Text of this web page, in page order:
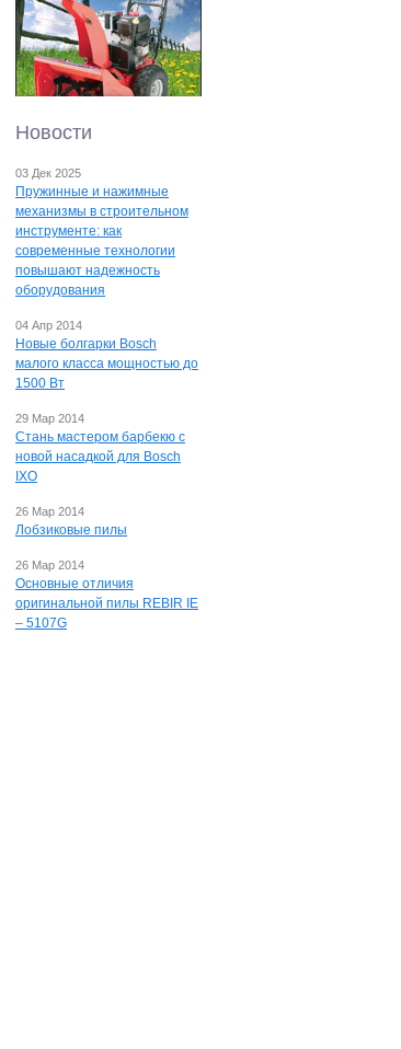
Новости
03 Дек 2025
Пружинные и нажимные
механизмы в строительном
инструменте: как
современные технологии
повышают надежность
оборудования
04 Апр 2014
Новые болгарки Bosch
малого класса мощностью до
1500 Вт
29 Мар 2014
Стань мастером барбекю с
новой насадкой для Bosch
IXO
26 Мар 2014
Лобзиковые пилы
26 Мар 2014
Основные отличия
оригинальной пилы REBIR IE
– 5107G